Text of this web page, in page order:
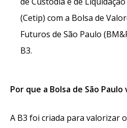
(Cetip) com a Bolsa de
Futuros de São Paulo
B3.
Por que a Bolsa de São Paulo
A B3 foi criada para valorizar